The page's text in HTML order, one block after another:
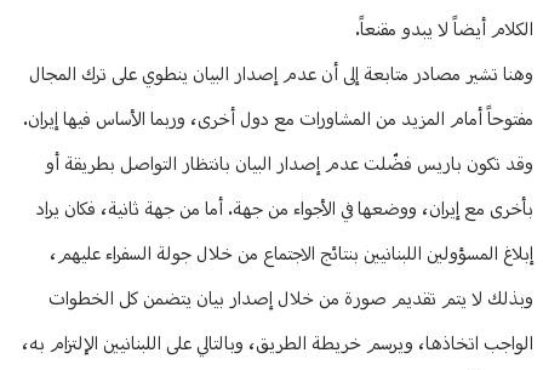
الكلام أيضاً لا يبدو مقنعاً.
وهنا تشير مصادر متابعة إلى أن عدم إصدار البيان ينطوي على ترك المجال
مفتوحاً أمام المزيد من المشاورات مع دول أخرى، وربما الأساس فيها إيران.
وقد تكون باريس فضّلت عدم إصدار البيان بانتظار التواصل بطريقة أو
بأخرى مع إيران، ووضعها في الأجواء من جهة. أما من جهة ثانية، فكان يراد
إبلاغ المسؤولين اللبنانيين بنتائج الاجتماع من خلال جولة السفراء عليهم،
وبذلك لا يتم تقديم صورة من خلال إصدار بيان يتضمن كل الخطوات
الواجب اتخاذها، ويرسم خريطة الطريق، وبالتالي على اللبنانيين الإلتزام به،